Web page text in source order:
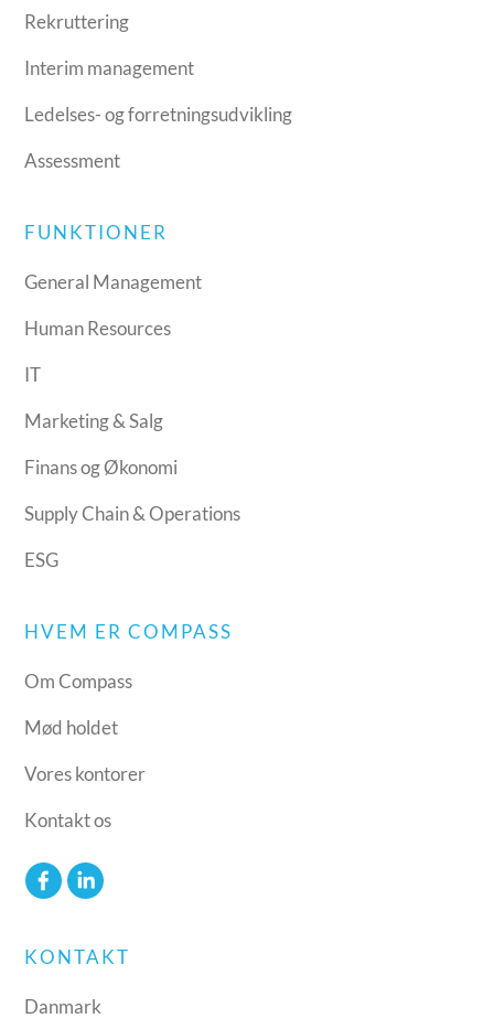
Rekruttering
Interim management
Ledelses- og forretningsudvikling
Assessment
FUNKTIONER
General Management
Human Resources
IT
Marketing & Salg
Finans og Økonomi
Supply Chain & Operations
ESG
HVEM ER COMPASS
Om Compass
Mød holdet
Vores kontorer
Kontakt os
KONTAKT
Danmark